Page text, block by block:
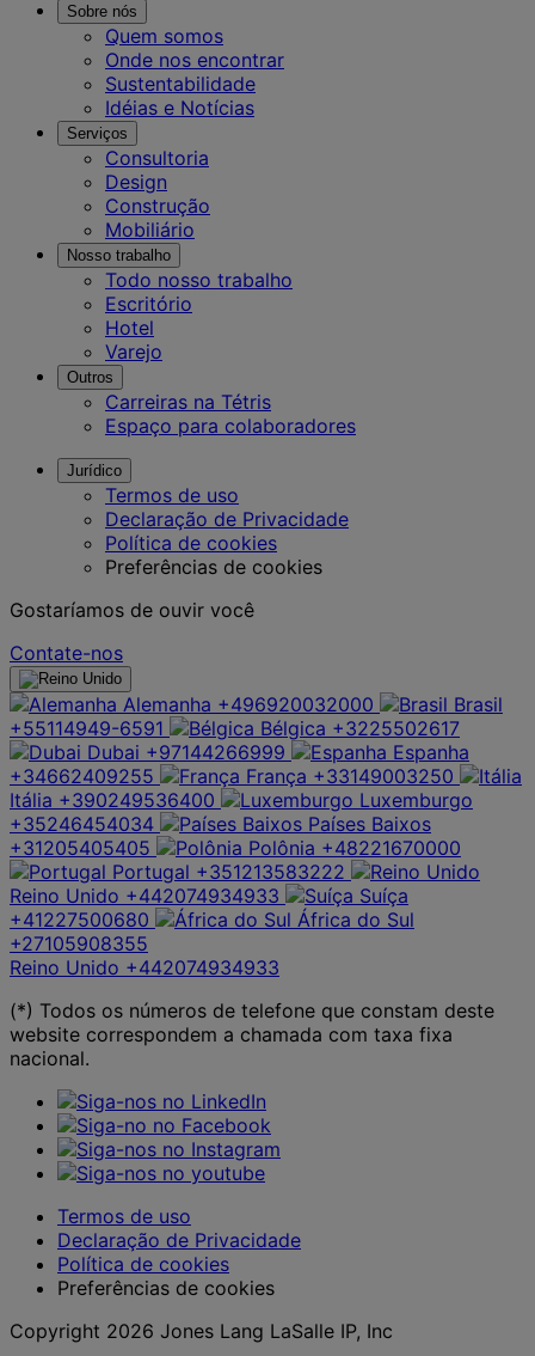
Sobre nós
Quem somos
Onde nos encontrar
Sustentabilidade
Idéias e Notícias
Serviços
Consultoria
Design
Construção
Mobiliário
Nosso trabalho
Todo nosso trabalho
Escritório
Hotel
Varejo
Outros
Carreiras na Tétris
Espaço para colaboradores
Jurídico
Termos de uso
Declaração de Privacidade
Política de cookies
Preferências de cookies
Gostaríamos de ouvir você
Contate-nos
Alemanha +496920032000
Brasil
+55114949-6591
Bélgica +3225502617
Dubai +97144266999
Espanha
+34662409255
França +33149003250
Itália +390249536400
Luxemburgo
+35246454034
Países Baixos
+31205405405
Polônia +48221670000
Portugal +351213583222
Reino Unido +442074934933
Suíça
+41227500680
África do Sul
+27105908355
Reino Unido +442074934933
(*) Todos os números de telefone que constam deste
website correspondem a chamada com taxa fixa
nacional.
Termos de uso
Declaração de Privacidade
Política de cookies
Preferências de cookies
Copyright 2026 Jones Lang LaSalle IP, Inc